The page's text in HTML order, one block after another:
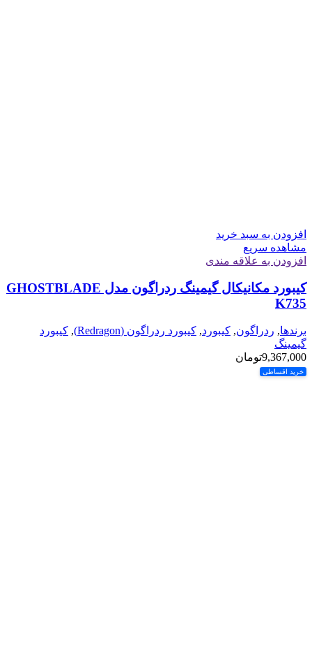
افزودن به سبد خرید
مشاهده سریع
افزودن به علاقه مندی
کیبورد مکانیکال گیمینگ ردراگون مدل GHOSTBLADE
K735
برندها, ردراگون, کیبورد, کیبورد ردراگون (Redragon) , کیبورد
گیمینگ
9,367,000تومان
خرید اقساطی